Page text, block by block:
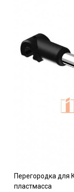
Перегородка для
пластмасса